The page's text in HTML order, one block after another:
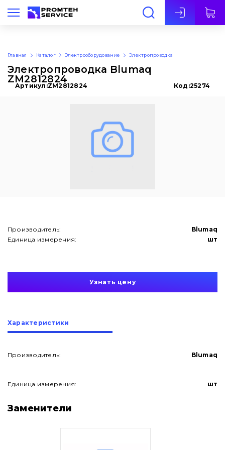
Рус
Главная Каталог Электрооборудование Электропроводка
Электропроводка Blumaq
ZM2812824
Артикул:ZM2812824 Код:25274
Производитель:
Blumaq
Единица измерения:
шт
Узнать цену
Характеристики
Производитель: Blumaq
Единица измерения: шт
Заменители